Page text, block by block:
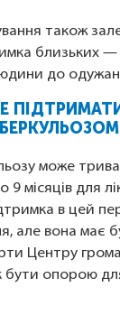
також
близьких
до
може
9 місяців для
в цей
але вона має
Центру
бути опорою